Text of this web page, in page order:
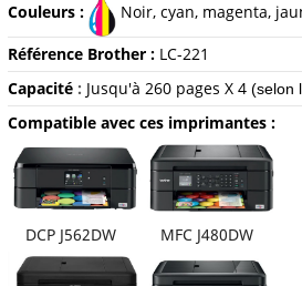
Couleurs : Noir, cyan, magenta,
Référence Brother : LC-221
Capacité: Jusqu'à 260 pages X 4 (selon
Compatible avec ces imprimantes :
DCP J562DW MFC J480DW